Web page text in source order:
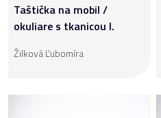
Taštička na mobil /
okuliare s tkanicou I.
Žilková Ľubomíra